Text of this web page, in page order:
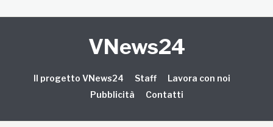
VNews24
Il progetto VNews24 Staff
Lavora con noi
Pubblicità
Contatti